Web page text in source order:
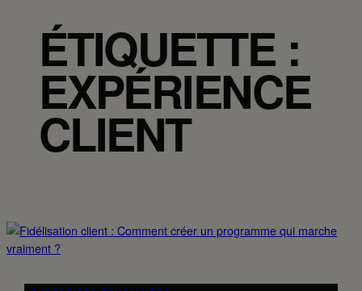
ÉTIQUETTE :
EXPÉRIENCE
CLIENT